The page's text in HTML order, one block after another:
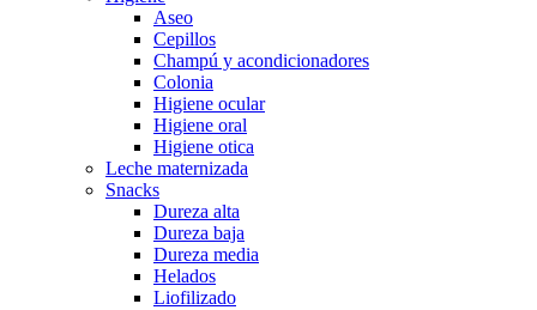
Aseo
Cepillos
Champú y acondicionadores
Colonia
Higiene ocular
Higiene oral
Higiene otica
Leche maternizada
Snacks
Dureza alta
Dureza baja
Dureza media
Helados
Liofilizado